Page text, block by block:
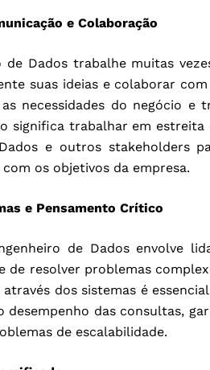
e Colaboração
de Dados trabalhe muitas
suas ideias e colaborar
necessidades do negócio e
significa trabalhar em
e outros stakeholders
os objetivos da empresa.
e Pensamento Crítico
de Dados envolve
de resolver problemas
dos sistemas é
desempenho das consultas,
de escalabilidade.